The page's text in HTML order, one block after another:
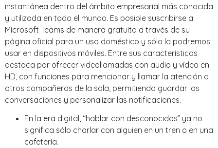
instantánea dentro del ámbito empresarial más conocida
y utilizada en todo el mundo. Es posible suscribirse a
Microsoft Teams de manera gratuita a través de su
página oficial para un uso doméstico y sólo la podremos
usar en dispositivos móviles. Entre sus características
destaca por ofrecer videollamadas con audio y vídeo en
HD, con funciones para mencionar y llamar la atención a
otros compañeros de la sala, permitiendo guardar las
conversaciones y personalizar las notificaciones.
En la era digital, “hablar con desconocidos” ya no
significa sólo charlar con alguien en un tren o en una
cafetería.